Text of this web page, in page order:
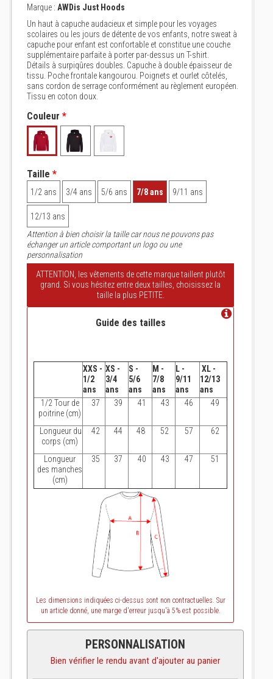
Marque : AWDis Just Hoods
Un haut à capuche audacieux et simple pour les voyages
scolaires ou les jours de détente de vos enfants, notre sweat à
capuche pour enfant est confortable et constitue une couche
supplémentaire parfaite à porter par-dessus un T-shirt.
Détails à surpiqûres doubles. Capuche à double épaisseur de
tissu. Poche frontale kangourou. Poignets et ourlet côtelés,
sans cordon de serrage conformément au règlement européen.
Tissu en coton doux.
Couleur *
Taille *
1/2 ans 3/4 ans 5/6 ans 7/8 ans 9/11 ans
12/13 ans
Attention à bien choisir la taille car nous ne pouvons pas
échanger un article comportant un logo ou une
personnalisation
ATTENTION, les vêtements de cette marque taillent plutôt
grand. Si vous hésitez entre deux tailles, choisissez la
taille la plus PETITE.
Guide des tailles
XXS -
1/2
ans
XS -
3/4
ans
S -
5/6
ans
M -
7/8
ans
L -
9/11
ans
XL -
12/13
ans
1/2 Tour de
poitrine (cm)
37 39 41 43 46 49
Longueur du
corps (cm)
42 44 48 52 57 62
Longueur
des manches
(cm)
35 37 40 43 47 51
Les dimensions indiquées ci-dessus sont non contractuelles. Sur
un article donné, une marge d'erreur jusqu'à 5% est possible.
PERSONNALISATION
Bien vérifier le rendu avant d'ajouter au panier